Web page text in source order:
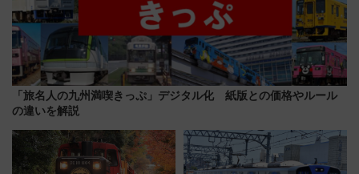
「旅名人の九州満喫きっぷ」デジタル化 紙版との価格やルール
の違いを解説